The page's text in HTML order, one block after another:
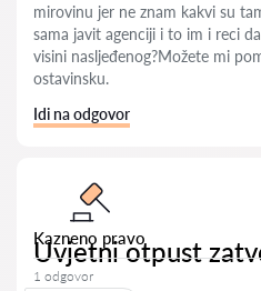
mirovinu jer ne znam kakvi su
sama javit agenciji i to im i reci
visini nasljeđenog?Možete mi
ostavinsku.
Idi na odgovor
Kazneno pravo
Uvjetni otpust
1 odgovor